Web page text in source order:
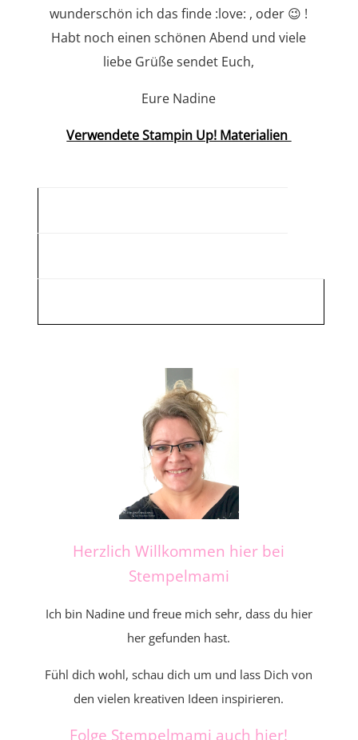
wunderschön ich das finde :love: , oder 😉 !
Habt noch einen schönen Abend und viele
liebe Grüße sendet Euch,
Eure Nadine
Verwendete Stampin Up! Materialien
Herzlich Willkommen hier bei
Stempelmami
Ich bin Nadine und freue mich sehr, dass du hier
her gefunden hast.
Fühl dich wohl, schau dich um und lass Dich von
den vielen kreativen Ideen inspirieren.
Folge Stempelmami auch hier!